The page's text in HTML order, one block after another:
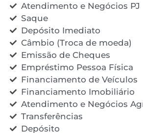
Atendimento e Negócios PJ
Saque
Depósito Imediato
Câmbio (Troca de moeda)
Emissão de Cheques
Empréstimo Pessoa Física
Financiamento de Veículos
Financiamento Imobiliário
Atendimento e Negócios
Transferências
Depósito